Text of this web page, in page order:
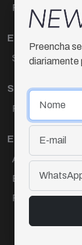
Paulo Cesar de
Editora Chefe
Sueli Cotta
Sub-editora
Raquel Ayres
Equipe
Ana Lúcia
Eliane Hardy
Fernando Torres
Preencha
diariamente